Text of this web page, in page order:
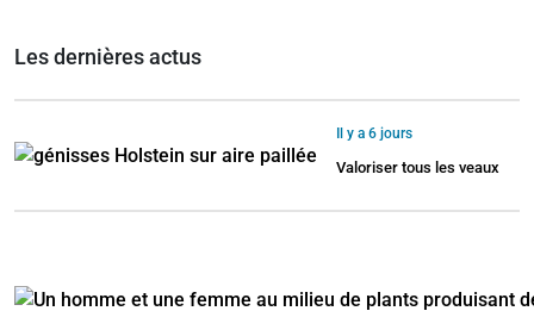
Les dernières actus
Il y a 6 jours
Valoriser tous les veaux